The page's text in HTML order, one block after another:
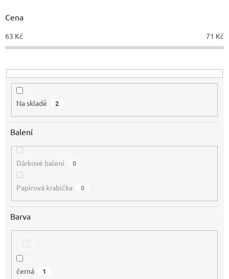
d
k
t
Cena
63 Kč 71 Kč
Na skladě 2
Balení
Dárkové balení 0
Papírová krabička 0
Barva
černá 1